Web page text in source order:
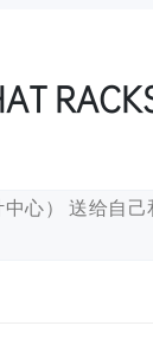
心） 送给自